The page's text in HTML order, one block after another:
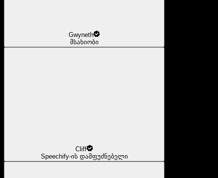
Gwyneth
მსახიობი
Cliff
Speechify-ის დამფუძნებელი